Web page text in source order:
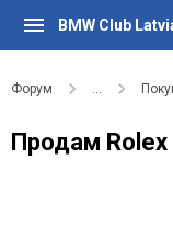
BMW Club
Форум ...
Продам Rolex